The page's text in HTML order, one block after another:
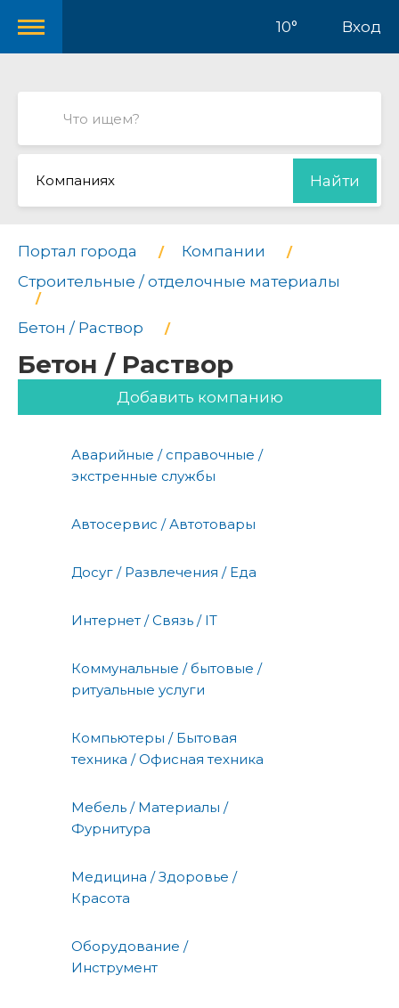
10° Вход
Компаниях Найти
Портал города
Компании
Строительные / отделочные материалы
Бетон / Раствор
Бетон / Раствор
Добавить компанию
Аварийные / справочные /
экстренные службы
Автосервис / Автотовары
Досуг / Развлечения / Еда
Интернет / Связь / IT
Коммунальные / бытовые /
ритуальные услуги
Компьютеры / Бытовая
техника / Офисная техника
Мебель / Материалы /
Фурнитура
Медицина / Здоровье /
Красота
Оборудование /
Инструмент